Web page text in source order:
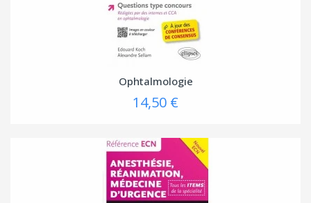
Ophtalmologie
14,50 €